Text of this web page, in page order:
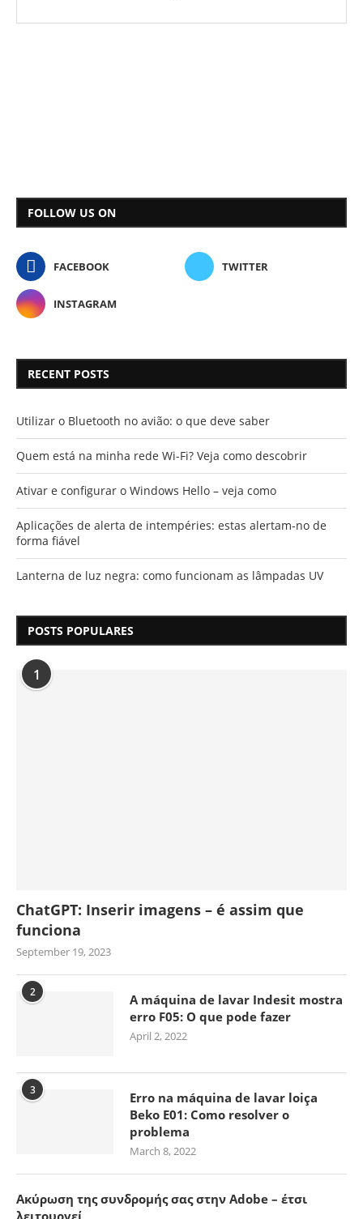
FOLLOW US ON
FACEBOOK TWITTER
INSTAGRAM
RECENT POSTS
Utilizar o Bluetooth no avião: o que deve saber
Quem está na minha rede Wi-Fi? Veja como descobrir
Ativar e configurar o Windows Hello – veja como
Aplicações de alerta de intempéries: estas alertam-no de
forma fiável
Lanterna de luz negra: como funcionam as lâmpadas UV
POSTS POPULARES
1
ChatGPT: Inserir imagens – é assim que
funciona
September 19, 2023
2
A máquina de lavar Indesit mostra
erro F05: O que pode fazer
April 2, 2022
3
Erro na máquina de lavar loiça
Beko E01: Como resolver o
problema
March 8, 2022
Ακύρωση της συνδρομής σας στην Adobe – έτσι
λειτουργεί